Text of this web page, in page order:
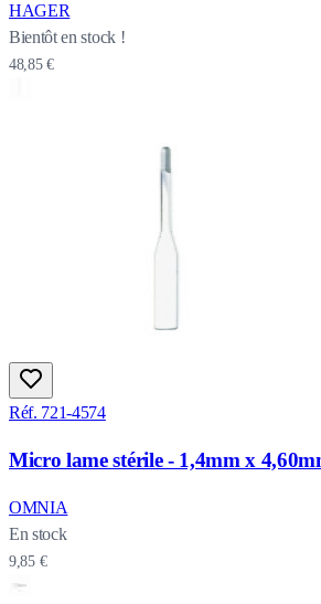
HAGER
Bientôt en stock !
48,85 €
Réf. 721-4574
Micro lame stérile - 1,4mm x
OMNIA
En stock
9,85 €